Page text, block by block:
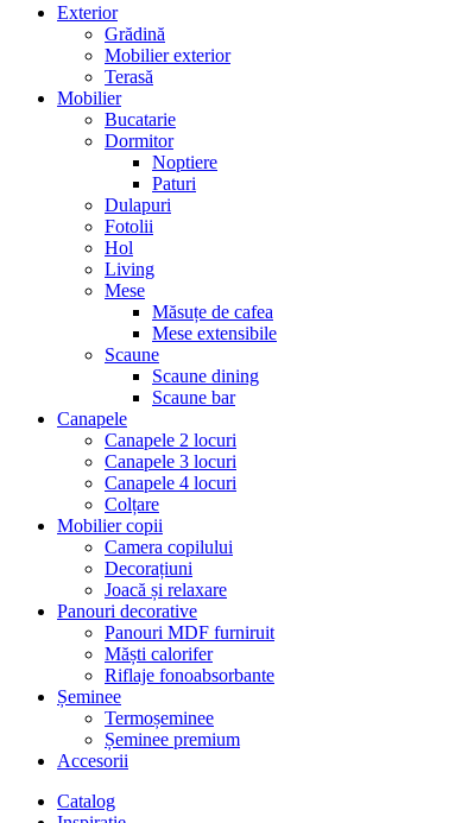
Exterior
Grădină
Mobilier exterior
Terasă
Mobilier
Bucatarie
Dormitor
Noptiere
Paturi
Dulapuri
Fotolii
Hol
Living
Mese
Măsuțe de cafea
Mese extensibile
Scaune
Scaune dining
Scaune bar
Canapele
Canapele 2 locuri
Canapele 3 locuri
Canapele 4 locuri
Colțare
Mobilier copii
Camera copilului
Decorațiuni
Joacă și relaxare
Panouri decorative
Panouri MDF furniruit
Măști calorifer
Riflaje fonoabsorbante
Șeminee
Termoșeminee
Șeminee premium
Accesorii
Catalog